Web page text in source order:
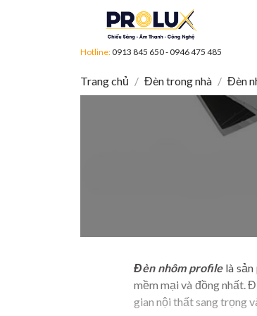
Hotline:0913 845 650-0946 475 485
Trang chủ Đèn trong nhà Đèn
Đèn nhôm profile là
mềm mại và đồng nhất.
gian nội thất sang trọng